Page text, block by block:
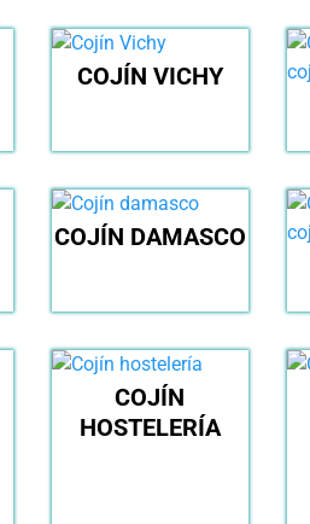
COJÍN VICHY
COJÍN DAMASCO
COJÍN
HOSTELERÍA